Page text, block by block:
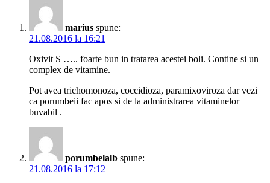
marius spune:
21.08.2016 la 16:21
Oxivit S ….. foarte bun in tratarea acestei boli. Contine si un
complex de vitamine.
Pot avea trichomonoza, coccidioza, paramixoviroza dar vezi
ca porumbeii fac apos si de la administrarea vitaminelor
buvabil .
porumbelalb spune:
21.08.2016 la 17:12